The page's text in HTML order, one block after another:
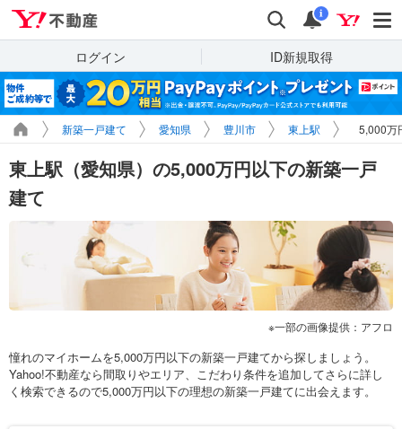
検索 通知
i
ログイン ID新規取得
新築一戸建て 愛知県 豊川市 東上駅 5,000万
東上駅（愛知県）の5,000万円以下の新築一戸
建て
一部の画像提供：アフロ
憧れのマイホームを5,000万円以下の新築一戸建てから探しましょう。
Yahoo!不動産なら間取りやエリア、こだわり条件を追加してさらに詳し
く検索できるので5,000万円以下の理想の新築一戸建てに出会えます。